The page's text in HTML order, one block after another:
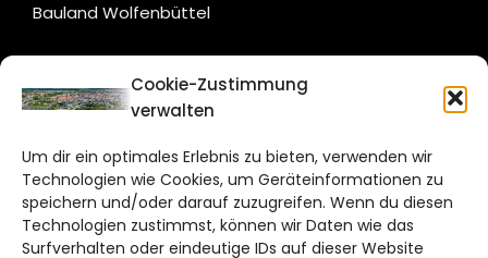
Cookie-Zustimmung
verwalten
Um dir ein optimales Erlebnis zu bieten, verwenden wir
Technologien wie Cookies, um Geräteinformationen zu
speichern und/oder darauf zuzugreifen. Wenn du diesen
Technologien zustimmst, können wir Daten wie das
Surfverhalten oder eindeutige IDs auf dieser Website
Bauland Wolfenbüttel
CITYLIFE!
Bruchtorwall 12
38100 Braunschweig
Telefon: 0531 387220 – 65